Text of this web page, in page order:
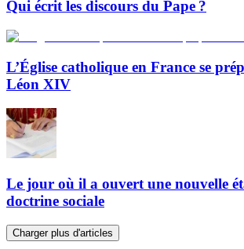
Qui écrit les discours du Pape ?
L’Église catholique en France se
Léon XIV
Le jour où il a ouvert une nouvelle
doctrine sociale
Charger plus d'articles